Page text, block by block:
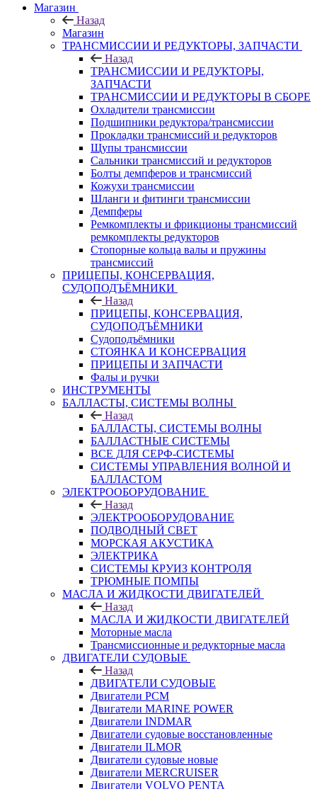
Магазин
Назад
Магазин
ТРАНСМИССИИ И РЕДУКТОРЫ, ЗАПЧАСТИ
Назад
ТРАНСМИССИИ И РЕДУКТОРЫ,
ЗАПЧАСТИ
ТРАНСМИССИИ И РЕДУКТОРЫ В СБОРЕ
Охладители трансмиссии
Подшипники редуктора/трансмиссии
Прокладки трансмиссий и редукторов
Щупы трансмиссии
Сальники трансмиссий и редукторов
Болты демпферов и трансмиссий
Кожухи трансмиссии
Шланги и фитинги трансмиссии
Демпферы
Ремкомплекты и фрикционы трансмиссий
ремкомплекты редукторов
Стопорные кольца валы и пружины
трансмиссий
ПРИЦЕПЫ, КОНСЕРВАЦИЯ,
СУДОПОДЪЁМНИКИ
Назад
ПРИЦЕПЫ, КОНСЕРВАЦИЯ,
СУДОПОДЪЁМНИКИ
Судоподъёмники
СТОЯНКА И КОНСЕРВАЦИЯ
ПРИЦЕПЫ И ЗАПЧАСТИ
Фалы и ручки
ИНСТРУМЕНТЫ
БАЛЛАСТЫ, СИСТЕМЫ ВОЛНЫ
Назад
БАЛЛАСТЫ, СИСТЕМЫ ВОЛНЫ
БАЛЛАСТНЫЕ СИСТЕМЫ
ВСЕ ДЛЯ СЕРФ-СИСТЕМЫ
СИСТЕМЫ УПРАВЛЕНИЯ ВОЛНОЙ И
БАЛЛАСТОМ
ЭЛЕКТРООБОРУДОВАНИЕ
Назад
ЭЛЕКТРООБОРУДОВАНИЕ
ПОДВОДНЫЙ СВЕТ
МОРСКАЯ АКУСТИКА
ЭЛЕКТРИКА
СИСТЕМЫ КРУИЗ КОНТРОЛЯ
ТРЮМНЫЕ ПОМПЫ
МАСЛА И ЖИДКОСТИ ДВИГАТЕЛЕЙ
Назад
МАСЛА И ЖИДКОСТИ ДВИГАТЕЛЕЙ
Моторные масла
Трансмиссионные и редукторные масла
ДВИГАТЕЛИ СУДОВЫЕ
Назад
ДВИГАТЕЛИ СУДОВЫЕ
Двигатели PCM
Двигатели MARINE POWER
Двигатели INDMAR
Двигатели судовые восстановленные
Двигатели ILMOR
Двигатели судовые новые
Двигатели MERCRUISER
Двигатели VOLVO PENTA